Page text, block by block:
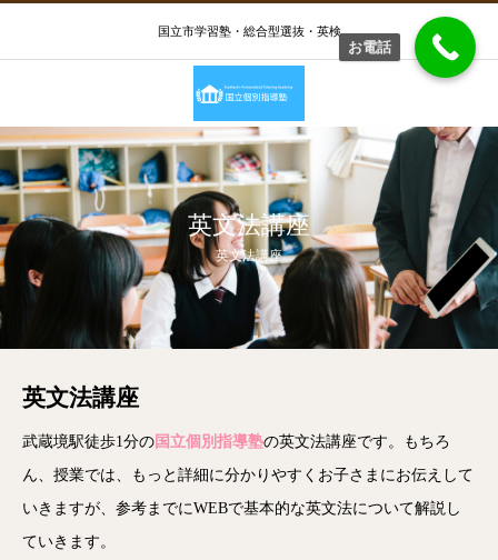
国立市学習塾・総合型選抜・英検
英文法講座
英文法講座
英文法講座
武蔵境駅徒歩1分の国立個別指導塾の英文法講座です。もちろ
ん、授業では、もっと詳細に分かりやすくお子さまにお伝えして
いきますが、参考までにWEBで基本的な英文法について解説し
ていきます。
お電話